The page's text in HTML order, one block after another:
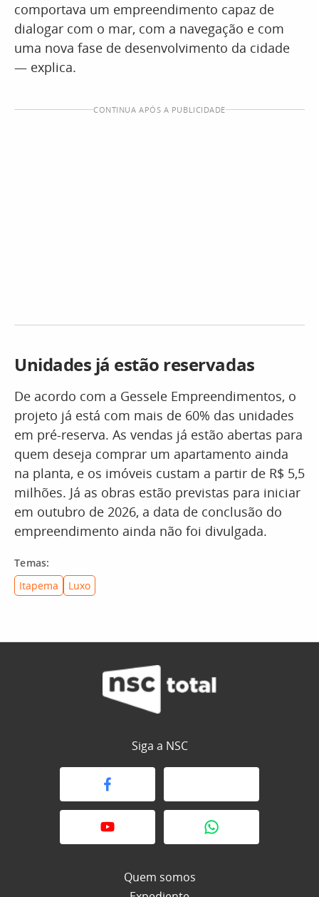
comportava um empreendimento capaz de
dialogar com o mar, com a navegação e com
uma nova fase de desenvolvimento da cidade
— explica.
CONTINUA APÓS A PUBLICIDADE
Unidades já estão reservadas
De acordo com a Gessele Empreendimentos, o
projeto já está com mais de 60% das unidades
em pré-reserva. As vendas já estão abertas para
quem deseja comprar um apartamento ainda
na planta, e os imóveis custam a partir de R$ 5,5
milhões. Já as obras estão previstas para iniciar
em outubro de 2026, a data de conclusão do
empreendimento ainda não foi divulgada.
Temas:
Itapema
Luxo
Siga a NSC
Quem somos